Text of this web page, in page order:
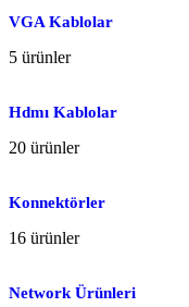
VGA Kablolar
5 ürünler
Hdmı Kablolar
20 ürünler
Konnektörler
16 ürünler
Network Ürünleri